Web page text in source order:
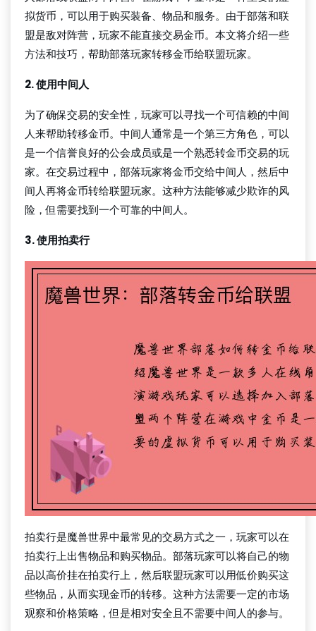
拟货币，可以用于购买装备、物品和服务。由于部落和联
盟是敌对阵营，玩家不能直接交易金币。本文将介绍一些
方法和技巧，帮助部落玩家转移金币给联盟玩家。
2. 使用中间人
为了确保交易的安全性，玩家可以寻找一个可信赖的中间
人来帮助转移金币。中间人通常是一个第三方角色，可以
是一个信誉良好的公会成员或是一个熟悉转金币交易的玩
家。在交易过程中，部落玩家将金币交给中间人，然后中
间人再将金币转给联盟玩家。这种方法能够减少欺诈的风
险，但需要找到一个可靠的中间人。
3. 使用拍卖行
拍卖行是魔兽世界中最常见的交易方式之一，玩家可以在
拍卖行上出售物品和购买物品。部落玩家可以将自己的物
品以高价挂在拍卖行上，然后联盟玩家可以用低价购买这
些物品，从而实现金币的转移。这种方法需要一定的市场
观察和价格策略，但是相对安全且不需要中间人的参与。